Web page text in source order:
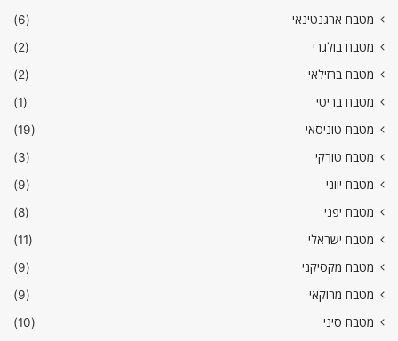
מטבח ארגנטינאי
(6)
מטבח בולגרי
(2)
מטבח ברזילאי
(2)
מטבח בריטי
(1)
מטבח טוניסאי
(19)
מטבח טורקי
(3)
מטבח יווני
(9)
מטבח יפני
(8)
מטבח ישראלי
(11)
מטבח מקסיקני
(9)
מטבח מרוקאי
(9)
מטבח סיני
(10)